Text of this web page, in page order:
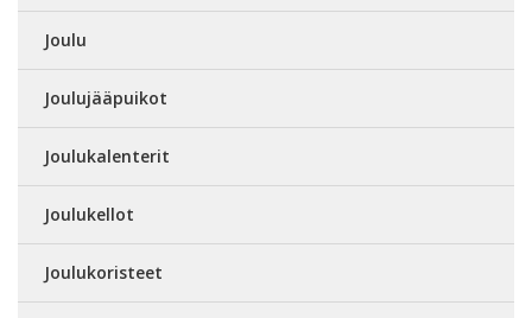
Joulu
Joulujääpuikot
Joulukalenterit
Joulukellot
Joulukoristeet